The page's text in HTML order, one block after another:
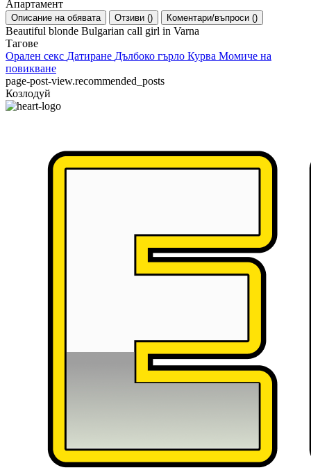
Апартамент
Описание на обявата Отзиви () Коментари/въпроси ()
Beautiful blonde Bulgarian call girl in Varna
Тагове
Орален секс Датиране Дълбоко гърло Курва Момиче на
повикване
page-post-view.recommended_posts
Козлодуй